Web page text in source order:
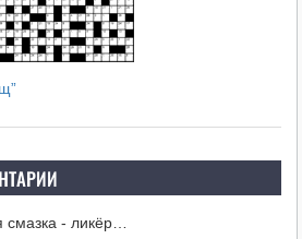
смазка - ликёр…